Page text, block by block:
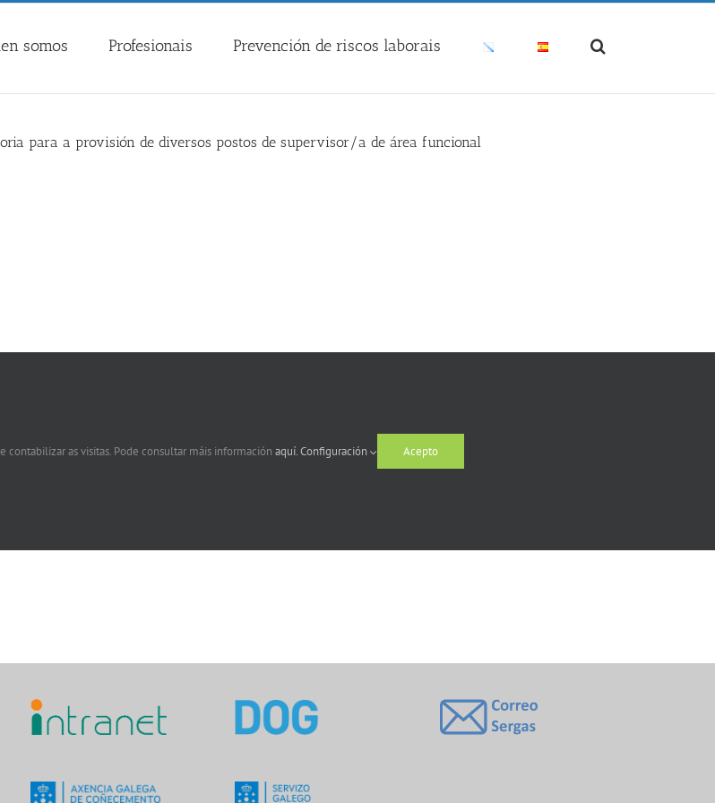
somos Profesionais Prevención de riscos laborais
para a provisión de diversos postos de supervisor/a de área funcional
contabilizar as visitas. Pode consultar máis información aquí.Configuración Acepto